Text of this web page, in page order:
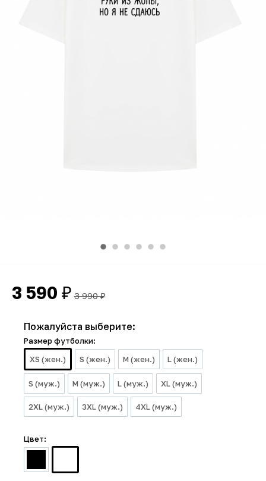
3 590 ₽ 3 990₽
Пожалуйста выберите:
Размер футболки:
XS (жен.)
S (жен.) M (жен.) L (жен.)
S (муж.) M (муж.) L (муж.) XL (муж.)
2XL (муж.) 3XL (муж.) 4XL (муж.)
Цвет: